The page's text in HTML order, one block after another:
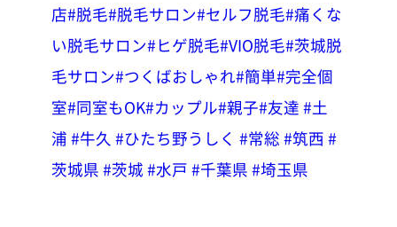
店#脱毛#脱毛サロン#セルフ脱毛#痛くな
い脱毛サロン#ヒゲ脱毛#VIO脱毛#茨城脱
毛サロン#つくばおしゃれ#簡単#完全個
室#同室もOK#カップル#親子#友達 #土
浦 #牛久 #ひたち野うしく #常総 #筑西 #
茨城県 #茨城 #水戸 #千葉県 #埼玉県